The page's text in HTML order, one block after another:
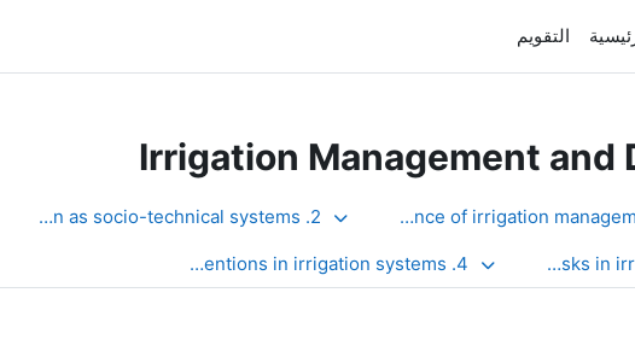
التقويم
Irrigation Management and
للقسم
2. Irrigation as socio-technical systems
4. Interventions in irrigation systems